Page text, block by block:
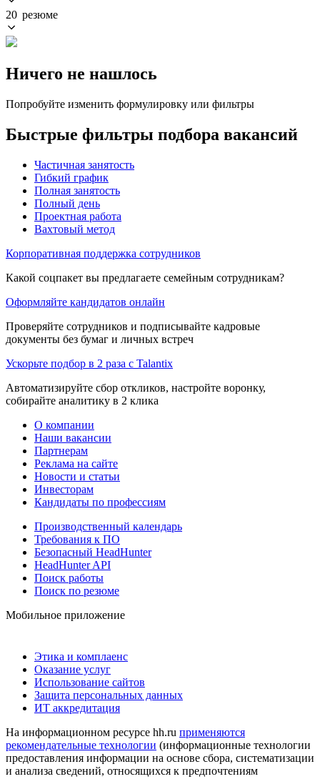
20 резюме
Ничего не нашлось
Попробуйте изменить формулировку или фильтры
Быстрые фильтры подбора вакансий
Частичная занятость
Гибкий график
Полная занятость
Полный день
Проектная работа
Вахтовый метод
Корпоративная поддержка сотрудников
Какой соцпакет вы предлагаете семейным сотрудникам?
Оформляйте кандидатов онлайн
Проверяйте сотрудников и подписывайте кадровые
документы без бумаг и личных встреч
Ускорьте подбор в 2 раза с Talantix
Автоматизируйте сбор откликов, настройте воронку,
собирайте аналитику в 2 клика
О компании
Наши вакансии
Партнерам
Реклама на сайте
Новости и статьи
Инвесторам
Кандидаты по профессиям
Производственный календарь
Требования к ПО
Безопасный HeadHunter
HeadHunter API
Поиск работы
Поиск по резюме
Мобильное приложение
Этика и комплаенс
Оказание услуг
Использование сайтов
Защита персональных данных
ИТ аккредитация
На информационном ресурсе hh.ru применяются
рекомендательные технологии (информационные технологии
предоставления информации на основе сбора, систематизации
и анализа сведений, относящихся к предпочтениям